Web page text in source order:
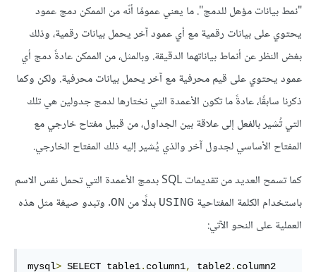
"نمط بيانات مؤهل للدمج". ما يعني عمومًا أنّه من الممكن دمج عمود
يحتوي على بيانات رقمية مع أي عمود آخر يحمل بيانات رقمية، وذلك
بغض النظر عن أنماط بياناتهما الدقيقة. وبالمثل، من الممكن عادةً دمج أي
عمود يحتوي على قيم محرفية مع آخر يحمل بيانات محرفية. ولكن وكما
ذكرنا سابقًا، عادةً ما تكون الأعمدة التي نختارها لدمج جدولين هي تلك
التي تُشير بالفعل إلى علاقة بين الجداول، من قبيل مفتاح خارجي مع
المفتاح الأساسي لجدول آخر والذي يُشير إليه ذلك المفتاح الخارجي.
كما تسمح العديد من تقديمات SQL بدمج الأعمدة التي تحمل نفس الاسم
باستخدام الكلمة المفتاحية USING بدلًا من ON. وتبدو صيغة مثل هذه
العملية على النحو الآتي:
mysql> SELECT table1. column1, table2. column2